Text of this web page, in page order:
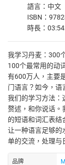
語言：中文
ISBN：
時長：
我学习丹麦：300
100个最常用的动
有600万人，主要
门语言？如今，语
我们的学习方法：
赘述，和你说话。
的短语和词汇表结
让一种语言足够的
单的交流，处理与
品牌